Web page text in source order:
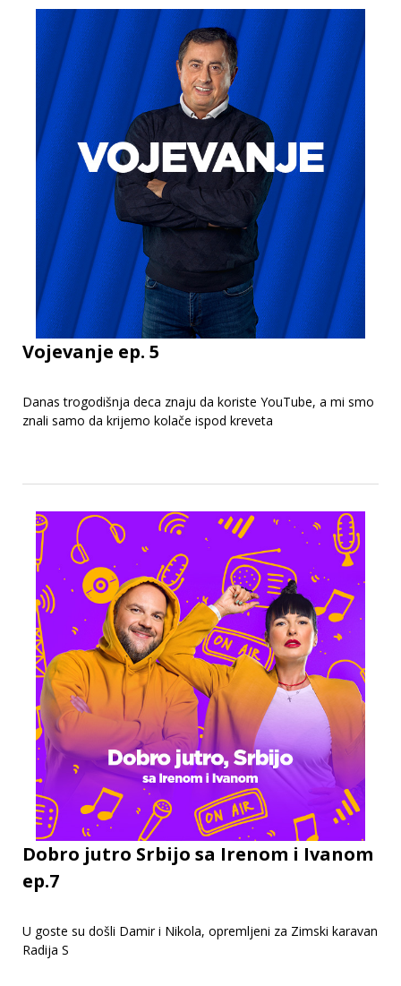
Vojevanje ep. 5
Danas trogodišnja deca znaju da koriste YouTube, a mi smo
znali samo da krijemo kolače ispod kreveta
Dobro jutro Srbijo sa Irenom i Ivanom
ep.7
U goste su došli Damir i Nikola, opremljeni za Zimski karavan
Radija S